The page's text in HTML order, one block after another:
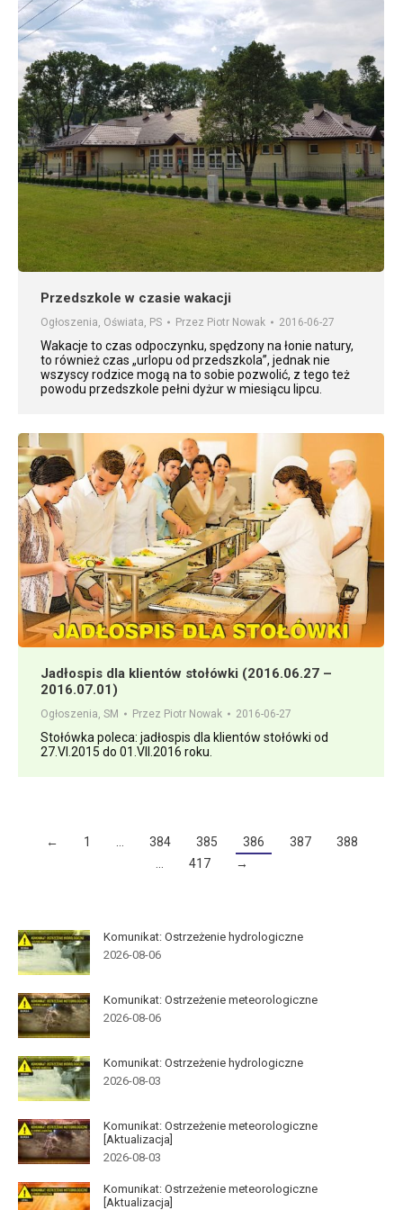
Przedszkole w czasie wakacji
Ogłoszenia, Oświata, PS Przez Piotr Nowak 2016-06-27
Wakacje to czas odpoczynku, spędzony na łonie natury,
to również czas „urlopu od przedszkola”, jednak nie
wszyscy rodzice mogą na to sobie pozwolić, z tego też
powodu przedszkole pełni dyżur w miesiącu lipcu.
Jadłospis dla klientów stołówki (2016.06.27 –
2016.07.01)
Ogłoszenia SM Przez Piotr Nowak 2016-06-27
Stołówka poleca: jadłospis dla klientów stołówki od
27.VI.2015 do 01.VII.2016 roku.
← 1 384 385 386 387
388
417 →
Komunikat: Ostrzeżenie hydrologiczne
2026-08-06
Komunikat: Ostrzeżenie meteorologiczne
2026-08-06
Komunikat: Ostrzeżenie hydrologiczne
2026-08-03
Komunikat: Ostrzeżenie meteorologiczne
[Aktualizacja]
2026-08-03
Komunikat: Ostrzeżenie meteorologiczne
[Aktualizacja]